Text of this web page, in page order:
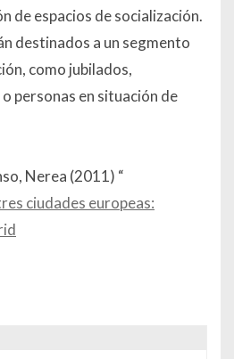
de espacios de socialización.
destinados a un segmento
como jubilados,
personas en situación de
Nerea (2011) “
ciudades europeas: